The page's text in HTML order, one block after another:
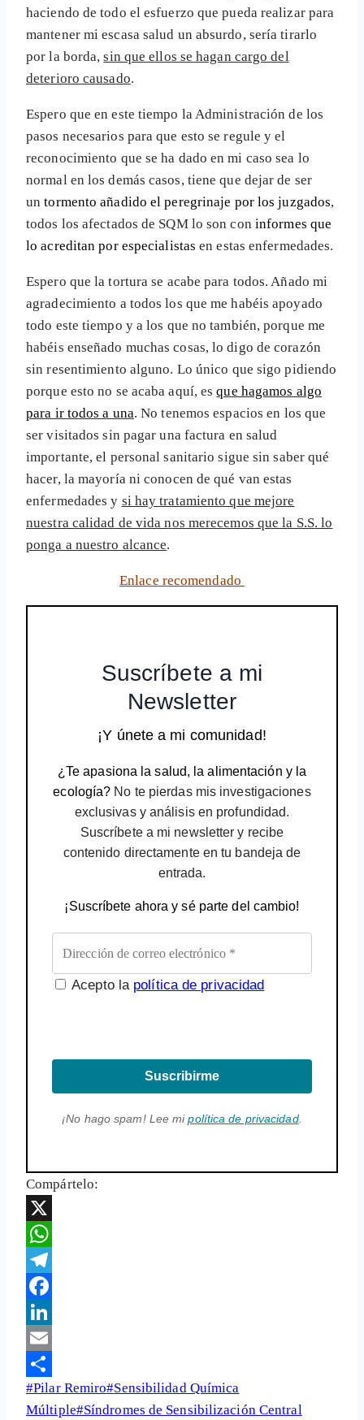
haciendo de todo el esfuerzo que pueda realizar para
mantener mi escasa salud un absurdo, sería tirarlo
por la borda,sin que ellos se hagan cargo del
deterioro causado.
Espero que en este tiempo la Administración de los
pasos necesarios para que esto se regule y el
reconocimiento que se ha dado en mi caso sea lo
normal en los demás casos, tiene que dejar de ser
untormento añadido el peregrinaje por los juzgados,
todos los afectados de SQM lo son con informes que
lo acreditan por especialistas en estas enfermedades.
Espero que la tortura se acabe para todos. Añado mi
agradecimiento a todos los que me habéis apoyado
todo este tiempo y a los que no también, porque me
habéis enseñado muchas cosas, lo digo de corazón
sin resentimiento alguno. Lo único que sigo pidiendo
porque esto no se acaba aquí, esque hagamos algo
para ir todos a una. No tenemos espacios en los que
ser visitados sin pagar una factura en salud
importante, el personal sanitario sigue sin saber qué
hacer, la mayoría ni conocen de qué van estas
enfermedades y si hay tratamiento que mejore
nuestra calidad de vida nos merecemos que la S.S. lo
ponga a nuestro alcance.
Enlace recomendado
Suscríbete a mi
Newsletter
¡Y únete a mi comunidad!
¿Te apasiona la salud, la alimentación y la
ecología? No te pierdas mis investigaciones
exclusivas y análisis en profundidad.
Suscríbete a mi newsletter y recibe
contenido directamente en tu bandeja de
entrada.
¡Suscríbete ahora y sé parte del cambio!
Acepto la política de privacidad
Suscribirme
¡No hago spam! Lee mipolítica de privacidad.
Compártelo:
X
WhatsApp
Telegram
Facebook
LinkedIn
Email
Share
Etiquetas
de
#Pilar Remiro#Sensibilidad Química
Múltiple#Síndromes de Sensibilización Central